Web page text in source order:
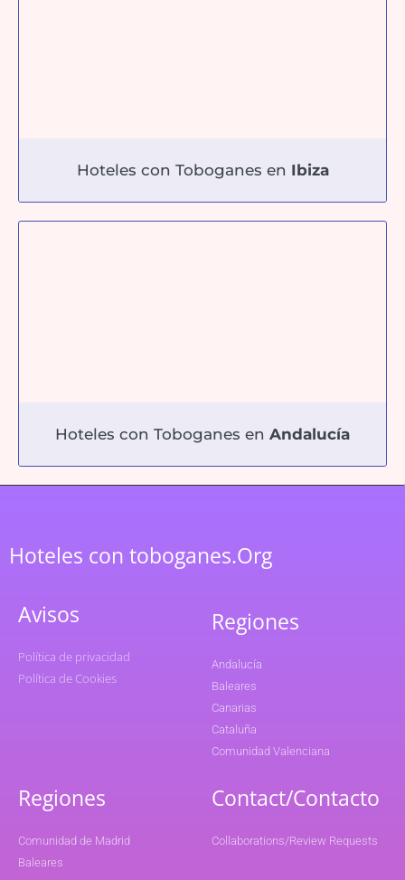
Hoteles con Toboganes en Ibiza
Hoteles con Toboganes en Andalucía
Hoteles con toboganes.Org
Avisos
Política de privacidad
Política de Cookies
Regiones
Andalucía
Baleares
Canarias
Cataluña
Comunidad Valenciana
Regiones
Comunidad de Madrid
Baleares
Contact/Contacto
Collaborations/Review Requests